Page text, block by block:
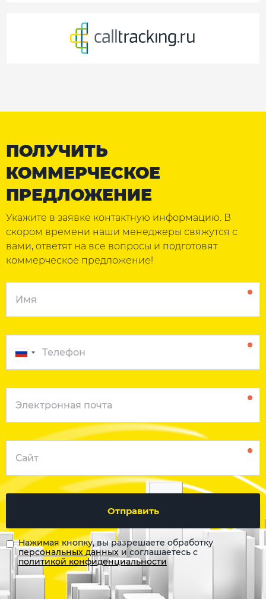
ПОЛУЧИТЬ
КОММЕРЧЕСКОЕ
ПРЕДЛОЖЕНИЕ
Укажите в заявке контактную информацию. В
скором времени наши менеджеры свяжутся с
вами, ответят на все вопросы и подготовят
коммерческое предложение!
Отправить
Нажимая кнопку, вы разрешаете обработку
персональных данных и соглашаетесь с
политикой конфиденциальности